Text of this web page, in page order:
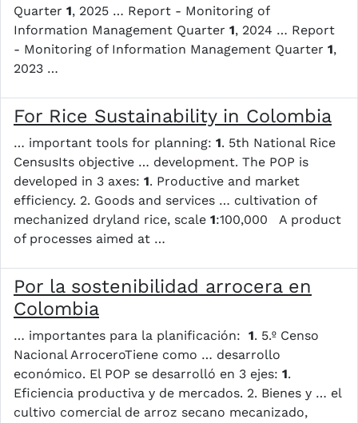
Quarter 1, 2025 … Report - Monitoring of
Information Management Quarter 1, 2024 … Report
- Monitoring of Information Management Quarter 1,
2023 …
For Rice Sustainability in Colombia
… important tools for planning: ​ ​ 1. 5th National Rice
Census​​​ Its objective … development. The POP is
developed in 3 axes: 1. Productive and market
efficiency. 2. Goods and services … cultivation of
mechanized dryland rice, scale 1:100,000 A product
of processes aimed at …
Por la sostenibilidad arrocera en
Colombia
… importantes para la planificación: ​ 1. 5.º Censo
Nacional Arrocero​ Tiene como … desarrollo
económico. El POP se desarrolló en 3 ejes: 1.
Eficiencia productiva y de mercados. 2. Bienes y … el
cultivo comercial de arroz secano mecanizado,